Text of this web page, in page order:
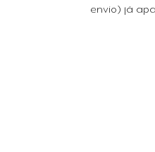
envio) já